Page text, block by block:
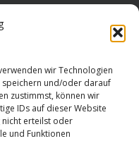
wir Technologien
und/oder darauf
zustimmst, können wir
IDs auf dieser Website
nicht erteilst oder
und Funktionen